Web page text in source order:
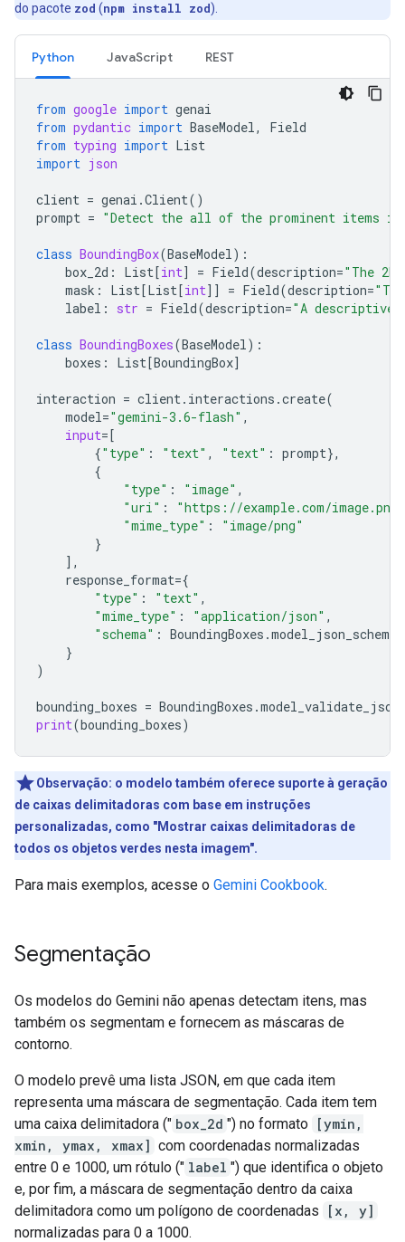
do pacote zod (npm install zod).
Python JavaScript REST
from google import genai
from pydantic import BaseModel,
Field
from typing import List
import json
client = genai .Client()
prompt = "Detect the all of the prominent items in
class BoundingBox(BaseModel):
box_2d : List[int] = Field(description="The
mask : List[List[int]] = Field(description=
label : str = Field(description="A
class BoundingBoxes(BaseModel):
boxes : List[BoundingBox]
interaction = client. interactions .create(
model="gemini-3.6-flash" ,
input=[
{"type" : "text" , "text" : prompt},
{
"type" : "image" ,
"uri" :
"https://example.com/image.png"
"mime_type" :
"image/png"
}
],
response_format={
"type" : "text" ,
"mime_type" : "application/json" ,
"schema" : BoundingBoxes .model_json_schema
}
)
bounding_boxes = BoundingBoxes .model_validate_json
print(bounding_boxes)
Observação: o modelo também oferece suporte à geração
de caixas delimitadoras com base em instruções
personalizadas, como "Mostrar caixas delimitadoras de
todos os objetos verdes nesta imagem".
Para mais exemplos, acesse o Gemini Cookbook.
Segmentação
Os modelos do Gemini não apenas detectam itens, mas
também os segmentam e fornecem as máscaras de
contorno.
O modelo prevê uma lista JSON, em que cada item
representa uma máscara de segmentação. Cada item tem
uma caixa delimitadora (" box_2d ") no formato [ymin,
xmin, ymax, xmax] com coordenadas normalizadas
entre 0 e 1000, um rótulo (" label ") que identifica o objeto
e, por fim, a máscara de segmentação dentro da caixa
delimitadora como um polígono de coordenadas
[x, y]
normalizadas para 0 a 1000.